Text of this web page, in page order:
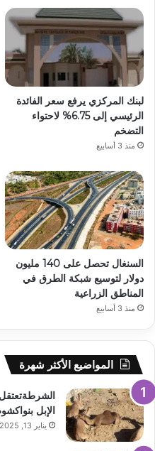
لبنك المركزي يرفع سعر الفائدة
الرئيسي إلى 6.75% لاحتواء
التضخم
منذ 3 أسابيع
السنغال تحصل على 140 مليون
دولار لتوسيع شبكة الطرق في
المناطق الزراعية
منذ 3 أسابيع
المواضيع الأكثر شهرة
الإبل
يناير 13, 2025